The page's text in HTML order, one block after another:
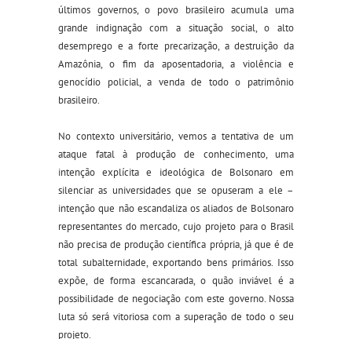
últimos governos, o povo brasileiro acumula uma
grande indignação com a situação social, o alto
desemprego e a forte precarização, a destruição da
Amazônia, o fim da aposentadoria, a violência e
genocídio policial, a venda de todo o patrimônio
brasileiro.
No contexto universitário, vemos a tentativa de um
ataque fatal à produção de conhecimento, uma
intenção explícita e ideológica de Bolsonaro em
silenciar as universidades que se opuseram a ele –
intenção que não escandaliza os aliados de Bolsonaro
representantes do mercado, cujo projeto para o Brasil
não precisa de produção científica própria, já que é de
total subalternidade, exportando bens primários. Isso
expõe, de forma escancarada, o quão inviável é a
possibilidade de negociação com este governo. Nossa
luta só será vitoriosa com a superação de todo o seu
projeto.